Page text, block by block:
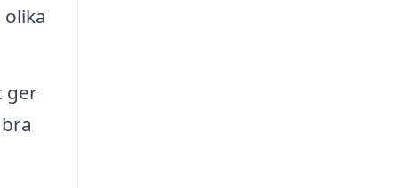
ger